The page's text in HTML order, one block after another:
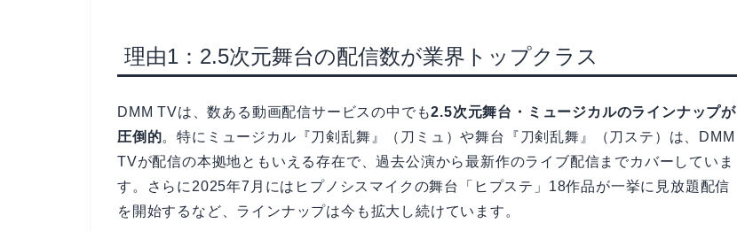
理由1：2.5次元舞台の配信数が業界トップクラス
DMM TVは、数ある動画配信サービスの中でも2.5次元舞台・ミュージカルのラインナップが
圧倒的。特にミュージカル『刀剣乱舞』（刀ミュ）や舞台『刀剣乱舞』（刀ステ）は、DMM
TVが配信の本拠地ともいえる存在で、過去公演から最新作のライブ配信までカバーしていま
す。さらに2025年7月にはヒプノシスマイクの舞台「ヒプステ」18作品が一挙に見放題配信
を開始するなど、ラインナップは今も拡大し続けています。